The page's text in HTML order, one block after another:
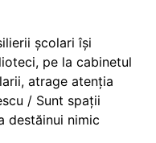
școlari își
pe la cabinetul
atrage atenția
/ Sunt spații
destăinui nimic